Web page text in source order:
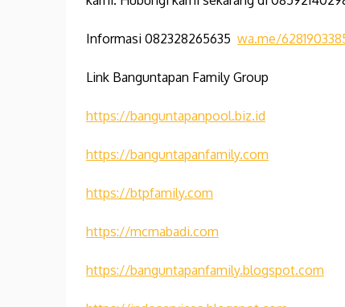
Informasi 082328265635 wa.me/
Link Banguntapan Family Group
https://banguntapanpool.biz.id
https://banguntapanfamily.com
https://btpfamily.com
https://mcmabadi.com
https://banguntapanfamily.blogspot.com